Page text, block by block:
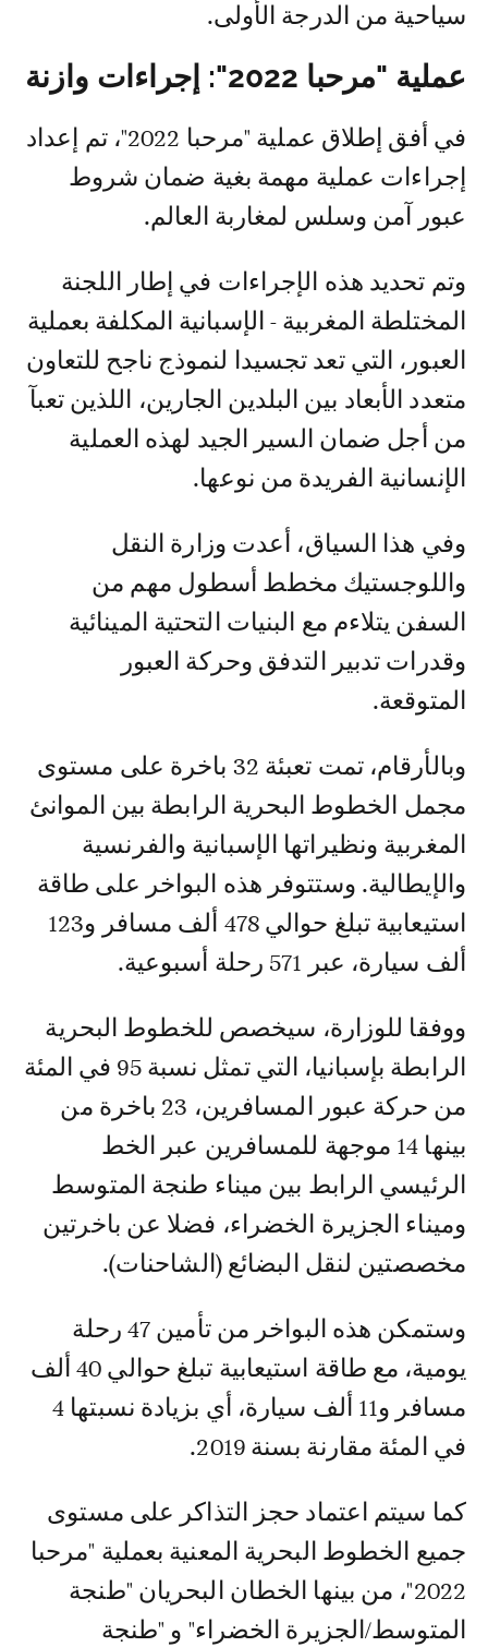
سياحية من الدرجة الأولى.
عملية "مرحبا 2022": إجراءات وازنة
في أفق إطلاق عملية "مرحبا 2022"، تم إعداد
إجراءات عملية مهمة بغية ضمان شروط
عبور آمن وسلس لمغاربة العالم.
وتم تحديد هذه الإجراءات في إطار اللجنة
المختلطة المغربية - الإسبانية المكلفة بعملية
العبور، التي تعد تجسيدا لنموذج ناجح للتعاون
متعدد الأبعاد بين البلدين الجارين، اللذين تعبآ
من أجل ضمان السير الجيد لهذه العملية
الإنسانية الفريدة من نوعها.
وفي هذا السياق، أعدت وزارة النقل
واللوجستيك مخطط أسطول مهم من
السفن يتلاءم مع البنيات التحتية المينائية
وقدرات تدبير التدفق وحركة العبور
المتوقعة.
وبالأرقام، تمت تعبئة 32 باخرة على مستوى
مجمل الخطوط البحرية الرابطة بين الموانئ
المغربية ونظيراتها الإسبانية والفرنسية
والإيطالية. وستتوفر هذه البواخر على طاقة
استيعابية تبلغ حوالي 478 ألف مسافر و123
ألف سيارة، عبر 571 رحلة أسبوعية.
ووفقا للوزارة، سيخصص للخطوط البحرية
الرابطة بإسبانيا، التي تمثل نسبة 95 في المئة
من حركة عبور المسافرين، 23 باخرة من
بينها 14 موجهة للمسافرين عبر الخط
الرئيسي الرابط بين ميناء طنجة المتوسط
وميناء الجزيرة الخضراء، فضلا عن باخرتين
مخصصتين لنقل البضائع (الشاحنات).
وستمكن هذه البواخر من تأمين 47 رحلة
يومية، مع طاقة استيعابية تبلغ حوالي 40 ألف
مسافر و11 ألف سيارة، أي بزيادة نسبتها 4
في المئة مقارنة بسنة 2019.
كما سيتم اعتماد حجز التذاكر على مستوى
جميع الخطوط البحرية المعنية بعملية "مرحبا
2022"، من بينها الخطان البحريان "طنجة
المتوسط/الجزيرة الخضراء" و "طنجة